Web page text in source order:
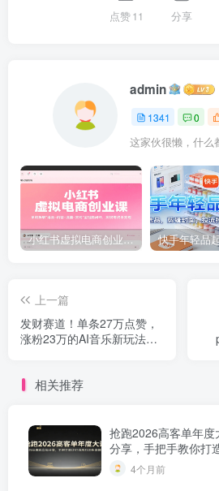
点赞11 分享
admin
1341 0
这家伙很懒，什么
小红书虚拟电商创业课，系统拆解选品-内容-流量-变现，实现零成本变现
上一篇
发财赛道！单条27万点赞，
涨粉23万的AI音乐新玩法，
相关推荐
抢跑2026高客单年
分享，手把手教你打
4个月前